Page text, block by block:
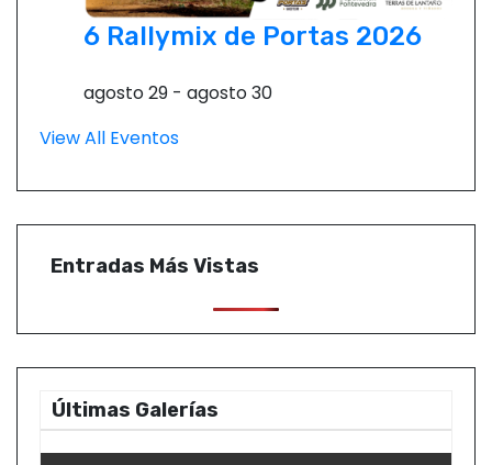
6 Rallymix de Portas 2026
agosto 29 - agosto 30
View All Eventos
Entradas Más Vistas
Últimas Galerías